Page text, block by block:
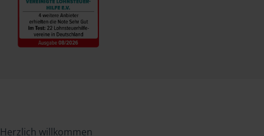
Herzlich willkommen